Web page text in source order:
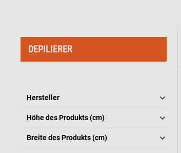
DEPILIERER
Hersteller
Höhe des Produkts (cm)
Breite des Produkts (cm)